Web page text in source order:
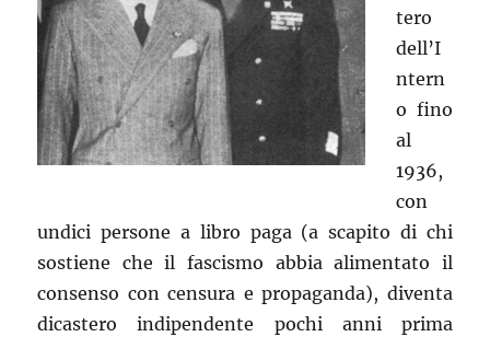
tero
dell’I
ntern
o fino
al
1936,
con
undici persone a libro paga (a scapito di chi
sostiene che il fascismo abbia alimentato il
consenso con censura e propaganda), diventa
dicastero indipendente pochi anni prima